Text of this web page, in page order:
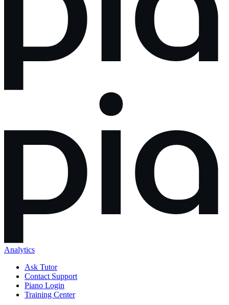
Analytics
Ask Tutor
Contact Support
Piano Login
Training Center